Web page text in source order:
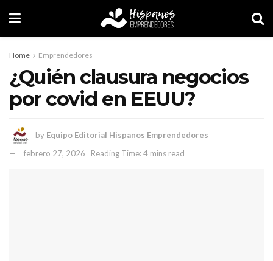
Home Emprendedores
¿Quién clausura negocios
por covid en EEUU?
by Equipo Editorial Hispanos Emprendedores
febrero 27, 2026
Reading Time: 4 mins read